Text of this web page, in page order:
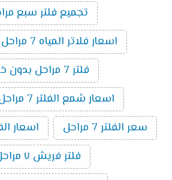
تجميع فلتر سبع
اسعار فلاتر المياه 7 مراحل اكوا جيت
فلتر 7 مراحل بدون خزان
اسعار شمع الفلتر 7 مراحل تايواني
سعر الفلتر 7 مراحل
اسعار
فلتر فريش ٧ مراحل